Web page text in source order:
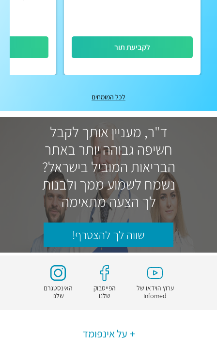
לקביעת תור
לכל המומחים
ד"ר, מעניין אותך לקבל
חשיפה גבוהה יותר באתר
הבריאות המוביל בישראל?
נשמח לשמוע ממך ולבנות
לך הצעה מתאימה
שווה לך להצטרף!
ערוץ הוידאו של
Infomed
הפייסבוק
שלנו
האינסטגרם
שלנו
על אינפומד